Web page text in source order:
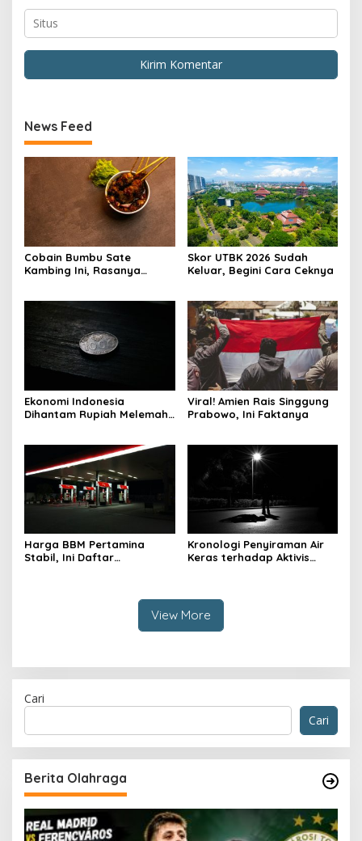
News Feed
Cobain Bumbu Sate
Kambing Ini, Rasanya
Skor UTBK 2026 Sudah
Keluar, Begini Cara Ceknya
Ekonomi Indonesia
Dihantam Rupiah Melemah,
Viral! Amien Rais Singgung
Prabowo, Ini Faktanya
Harga BBM Pertamina
Stabil, Ini Daftar
Kronologi Penyiraman Air
Keras terhadap Aktivis
View More
Cari
Cari
Berita Olahraga